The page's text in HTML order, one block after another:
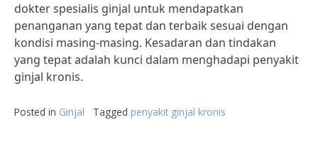
dokter spesialis ginjal untuk mendapatkan
penanganan yang tepat dan terbaik sesuai dengan
kondisi masing-masing. Kesadaran dan tindakan
yang tepat adalah kunci dalam menghadapi penyakit
ginjal kronis.
Posted in Ginjal Tagged penyakit ginjal kronis